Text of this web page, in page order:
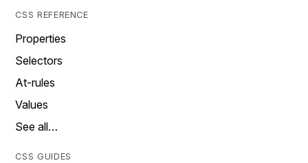
CSS REFERENCE
Properties
Selectors
At-rules
Values
See all…
CSS GUIDES